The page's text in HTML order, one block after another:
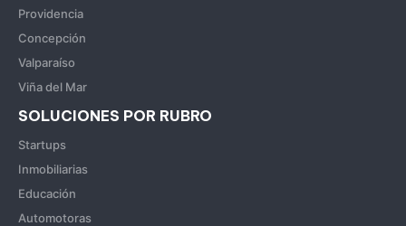
Providencia
Concepción
Valparaíso
Viña del Mar
SOLUCIONES POR RUBRO
Startups
Inmobiliarias
Educación
Automotoras